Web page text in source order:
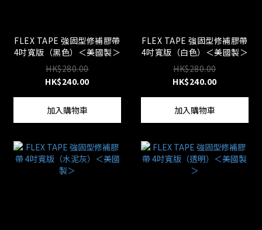
FLEX TAPE 強固型修補膠帶
4吋寬版（黑色）＜美國製＞
HK$280.00
HK$240.00
加入購物車
FLEX TAPE 強固型修補膠帶
4吋寬版（白色）＜美國製＞
HK$280.00
HK$240.00
加入購物車